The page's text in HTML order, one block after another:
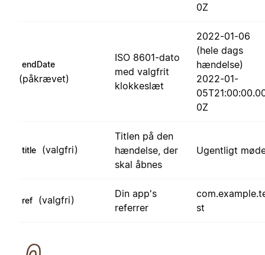
0Z
endDate
(påkrævet)
ISO 8601-dato
med valgfrit
klokkeslæt
2022-01-06
(hele dags
hændelse)
2022-01-
0Z
title (valgfri)
Titlen på den
hændelse, der
skal åbnes
Ugentligt
ref (valgfri)
Din app's
referrer
st